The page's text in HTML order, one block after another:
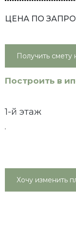
ЦЕНА ПО
Получить смету
Построить в
1-й этаж
Хочу изменить